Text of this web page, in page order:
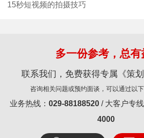
15秒短视频的拍摄技巧
多一份参考，总有
联系我们，免费获得专属《策
咨询相关问题或预约面谈，可以通过以
业务热线： 029-88188520/ 大客户专
4000